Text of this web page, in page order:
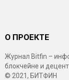
О ПРОЕКТЕ
Журнал Bitfin –
блокчейне и
© 2021, БИТФИН